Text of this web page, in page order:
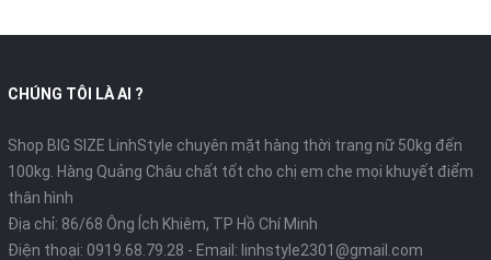
CHÚNG TÔI LÀ AI ?
Shop BIG SIZE LinhStyle chuyên mặt hàng thời trang nữ 50kg đến
100kg. Hàng Quảng Châu chất tốt cho chị em che mọi khuyết điểm
thân hình
Địa chỉ: 86/68 Ông Ích Khiêm, TP Hồ Chí Minh
Điện thoại: 0919.68.79.28 - Email: linhstyle2301@gmail.com